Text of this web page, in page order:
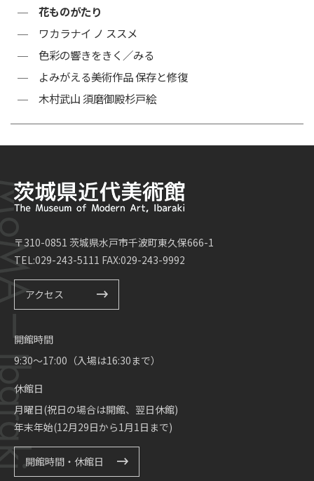
花ものがたり
ワカラナイ ノ ススメ
色彩の響きをきく／みる
よみがえる美術作品 保存と修復
木村武山 須磨御殿杉戸絵
〒310-0851 茨城県水戸市千波町東久保666-1
TEL:029-243-5111 FAX:029-243-9992
アクセス
開館時間
9:30～17:00（入場は16:30まで）
休館日
月曜日(祝日の場合は開館、翌日休館)
年末年始(12月29日から1月1日まで)
開館時間・休館日